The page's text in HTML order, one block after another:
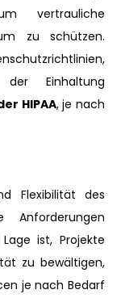
vertrauliche
zu schützen.
der Einhaltung
HIPAA, je nach
Flexibilität des
ist, Projekte
zu bewältigen,
je nach Bedarf